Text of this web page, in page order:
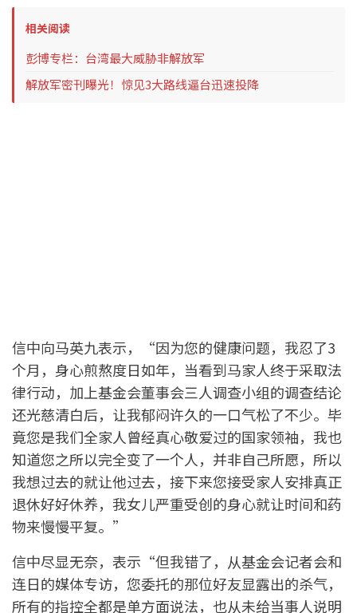
相关阅读
彭博专栏：台湾最大威胁非解放军
解放军密刊曝光！惊见3大路线逼台迅速投降
信中向马英九表示，“因为您的健康问题，我忍了3
个月，身心煎熬度日如年，当看到马家人终于采取法
律行动，加上基金会董事会三人调查小组的调查结论
还光慈清白后，让我郁闷许久的一口气松了不少。毕
竟您是我们全家人曾经真心敬爱过的国家领袖，我也
知道您之所以完全变了一个人，并非自己所愿，所以
我想过去的就让他过去，接下来您接受家人安排真正
退休好好休养，我女儿严重受创的身心就让时间和药
物来慢慢平复。”
信中尽显无奈，表示“但我错了，从基金会记者会和
连日的媒体专访，您委托的那位好友显露出的杀气，
所有的指控全都是单方面说法，也从未给当事人说明